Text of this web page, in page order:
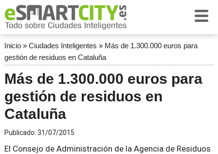
Inicio» Ciudades Inteligentes » Más de 1.300.000 euros para
gestión de residuos en Cataluña
Más de 1.300.000 euros para
gestión de residuos en
Cataluña
Publicado: 31/07/2015
El Consejo de Administración de la Agencia de Residuos